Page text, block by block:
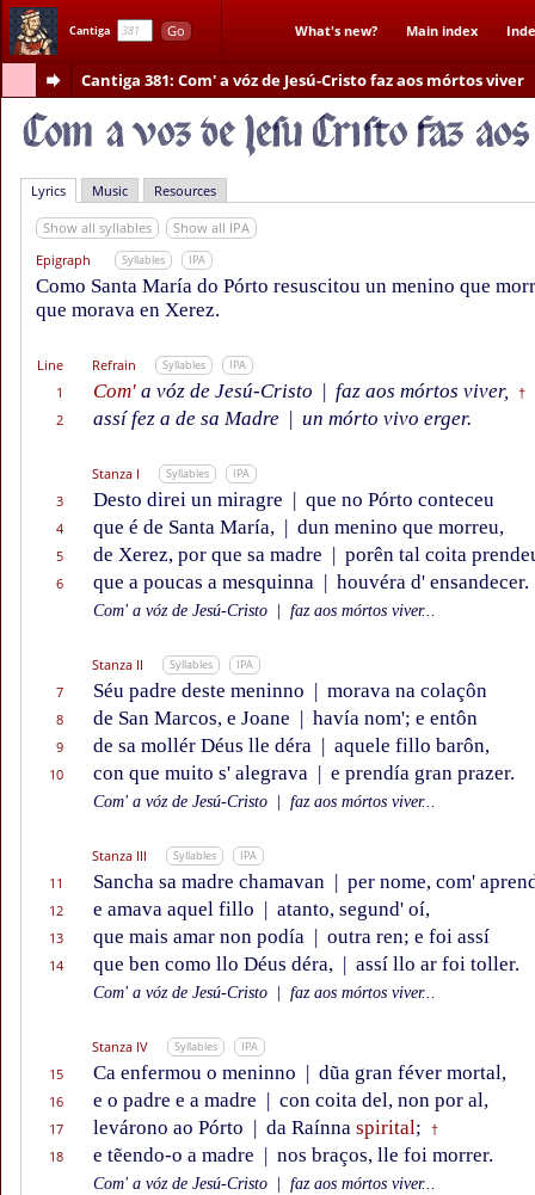
Cantiga Go What's new? Main index
Cantiga 381: Com' a vóz de Jesú-Cristo faz aos mórtos viver
Lyrics Music Resources
Show all syllables
Show all IPA
Epigraph
Syllables IPA
Como Santa María do Pórto resuscitou un menino que
que morava en Xerez.
Line Refrain Syllables IPA
1 Com' a vóz de Jesú-Cristo | faz aos mórtos viver, †
2 assí fez a de sa Madre | un mórto vivo erger.
Stanza I Syllables IPA
3 Desto direi un miragre | que no Pórto conteceu
4 que é de Santa María, | dun menino que morreu,
5 de Xerez, por que sa madre | porên tal coita
6 que a poucas a mesquinna | houvéra d' ensandecer.
Com' a vóz de Jesú-Cristo faz aos mórtos viver...
Stanza II Syllables IPA
7 Séu padre deste meninno | morava na colaçôn
8 de San Marcos, e Joane | havía nom'; e entôn
9 de sa mollér Déus lle déra | aquele fillo barôn,
10 con que muito s' alegrava | e prendía gran prazer.
Com' a vóz de Jesú-Cristo faz aos mórtos viver...
Stanza III Syllables IPA
11 Sancha sa madre chamavan | per nome, com'
12 e amava aquel fillo | atanto, segund' oí,
13 que mais amar non podía | outra ren; e foi assí
14 que ben como llo Déus déra, | assí llo ar foi toller.
Com' a vóz de Jesú-Cristo faz aos mórtos viver...
Stanza IV Syllables IPA
15 Ca enfermou o meninno | dũa gran féver mortal,
16 e o padre e a madre | con coita del, non por al,
17 levárono ao Pórto | da Raínna spirital; †
18 e tẽendo-o a madre | nos braços, lle foi morrer.
Com' a vóz de Jesú-Cristo faz aos mórtos viver...